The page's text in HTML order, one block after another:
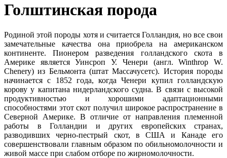
Голштинская порода
Родиной этой породы хотя и считается Голландия, но все свои
замечательные качества она приобрела на американском
континенте. Пионером разведения голландского скота в
Америке является Уинсроп У. Ченери (англ. Winthrop W.
Chenery) из Бельмонта (штат Массачусетс). История породы
начинается с 1852 года, когда Ченери купил голландскую
корову у капитана нидерландского судна. В связи с высокой
про­дуктивностью и хорошими адаптационными
способностями этот скот получил широкое распространение в
Северной Америке. В отличие от направления племенной
работы в Голландии и других европейских странах,
разводивших черно-пестрый скот, в США и Канаде его
совершенствовали главным образом по обильномолочности и
живой массе при слабом отборе по жирномолочности.